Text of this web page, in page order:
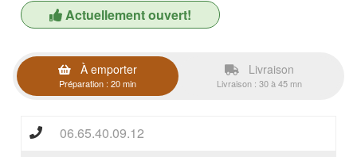
Actuellement ouvert!
À emporter
Préparation : 20 min
Livraison
Livraison : 30 à 45 mn
06.65.40.09.12